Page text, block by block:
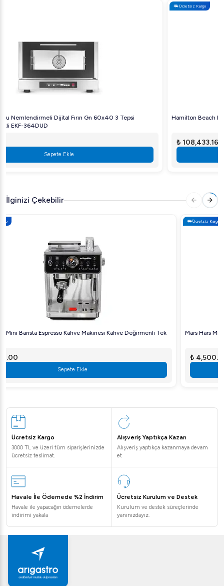
işlemleri için ideal bir seçimdir. Kullanımı kolay kontrol
paneli ve güvenli tasarımı ile mutfağınızdaki yoğurma
işlemlerini zahmetsiz hale getirir.
Bu mikser, endüstriyel mutfaklar için vazgeçilmez bir
kıvamda ve kalitede olacak.
Hamilton Beach HBH755 Eclipse Sessiz Blender, 2 L, 1000 W, Siyah
İlginizi Çekebilir
Mars Hars Mini Buzdolabı Soğutma ve Isıtma 12v ve 220v 10Lt
₺ 4,500.00
Ücretsiz Kargo
3000 TL ve üzeri tüm siparişlerinizde
ücretsiz teslimat.
Alışveriş Yaptıkça Kazan
Alışveriş yaptıkça kazanmaya devam
et
Havale İle Ödemede %2 İndirim
Havale ile yapacağın ödemelerde
indirimi yakala
Ücretsiz Kurulum ve Destek
Kurulum ve destek süreçlerinde
yanınızdayız.